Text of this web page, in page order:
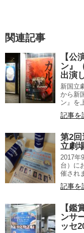
関連記事
【公
ン』
出演
新国立
から新
ン』を
記事を
第2回
立劇
2017年
台）に
催され
記事を
【鑑
ンサ
ッセ